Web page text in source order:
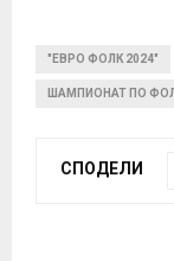
"ЕВРО ФОЛК 2024"
ШАМПИОНАТ ПО
СПОДЕЛИ